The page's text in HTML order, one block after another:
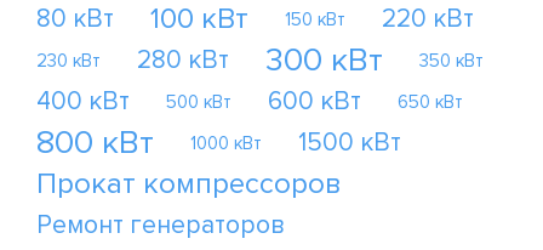
80 кВт 100 кВт 150 кВт 220 кВт
230 кВт 280 кВт 300 кВт 350 кВт
400 кВт 500 кВт 600 кВт 650 кВт
800 кВт 1000 кВт 1500 кВт
Прокат компрессоров
Ремонт генераторов